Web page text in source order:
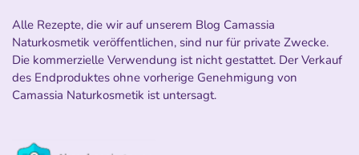
Alle Rezepte, die wir auf unserem Blog Camassia
Naturkosmetik veröffentlichen, sind nur für private Zwecke.
Die kommerzielle Verwendung ist nicht gestattet. Der Verkauf
des Endproduktes ohne vorherige Genehmigung von
Camassia Naturkosmetik ist untersagt.